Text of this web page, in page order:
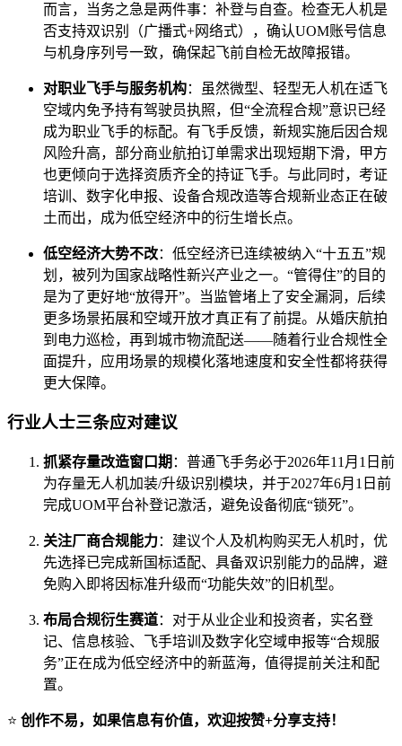
而言，当务之急是两件事：补登与自查。检查无人机是
否支持双识别（广播式+网络式），确认UOM账号信息
与机身序列号一致，确保起飞前自检无故障报错。
对职业飞手与服务机构：虽然微型、轻型无人机在适飞
空域内免予持有驾驶员执照，但“全流程合规”意识已经
成为职业飞手的标配。有飞手反馈，新规实施后因合规
风险升高，部分商业航拍订单需求出现短期下滑，甲方
也更倾向于选择资质齐全的持证飞手。与此同时，考证
培训、数字化申报、设备合规改造等合规新业态正在破
土而出，成为低空经济中的衍生增长点。
低空经济大势不改：低空经济已连续被纳入“十五五”规
划，被列为国家战略性新兴产业之一。“管得住”的目的
是为了更好地“放得开”。当监管堵上了安全漏洞，后续
更多场景拓展和空域开放才真正有了前提。从婚庆航拍
到电力巡检，再到城市物流配送——随着行业合规性全
面提升，应用场景的规模化落地速度和安全性都将获得
更大保障。
行业人士三条应对建议
抓紧存量改造窗口期 ：普通飞手务必于2026年11月1日前
为存量无人机加装/升级识别模块，并于2027年6月1日前
完成UOM平台补登记激活，避免设备彻底“锁死”。
关注厂商合规能力：建议个人及机构购买无人机时，优
先选择已完成新国标适配、具备双识别能力的品牌，避
免购入即将因标准升级而“功能失效”的旧机型。
布局合规衍生赛道：对于从业企业和投资者，实名登
记、信息核验、飞手培训及数字化空域申报等“合规服
务”正在成为低空经济中的新蓝海，值得提前关注和配
置。
⭐ 创作不易，如果信息有价值，欢迎按赞+分享支持！